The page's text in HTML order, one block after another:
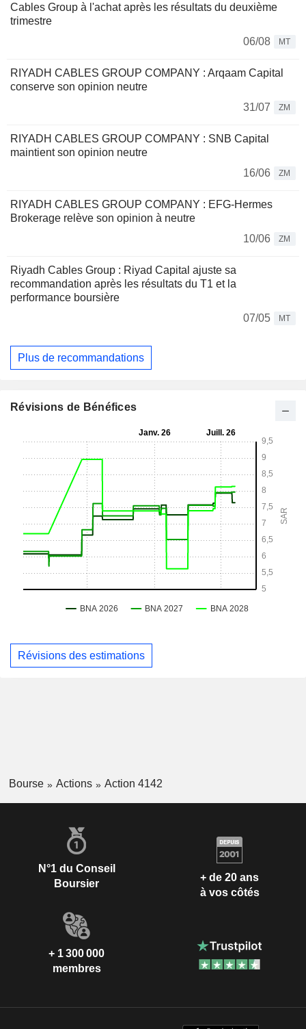
Cables Group à l'achat après les résultats du deuxième
trimestre
06/08
MT
RIYADH CABLES GROUP COMPANY : Arqaam Capital
conserve son opinion neutre
31/07
ZM
RIYADH CABLES GROUP COMPANY : SNB Capital
maintient son opinion neutre
16/06
ZM
RIYADH CABLES GROUP COMPANY : EFG-Hermes
Brokerage relève son opinion à neutre
10/06
ZM
Riyadh Cables Group : Riyad Capital ajuste sa
recommandation après les résultats du T1 et la
performance boursière
07/05
MT
Plus de recommandations
Révisions de Bénéfices
Révisions des estimations
Bourse Actions Action 4142
N°1 du Conseil
Boursier
+ de 20 ans
à vos côtés
+ 1 300 000
membres